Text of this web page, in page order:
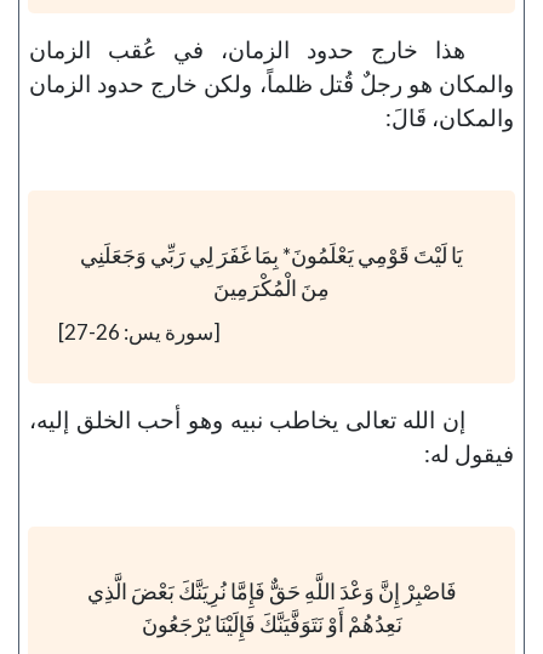
هذا خارج حدود الزمان، في عُقب الزمان
والمكان هو رجلٌ قُتل ظلماً، ولكن خارج حدود الزمان
والمكان، قَالَ:
يَا لَيْتَ قَوْمِي يَعْلَمُونَ* بِمَا غَفَرَ لِي رَبِّي وَجَعَلَنِي
مِنَ الْمُكْرَمِينَ
[سورة يس: 26-27]
إن الله تعالى يخاطب نبيه وهو أحب الخلق إليه،
فيقول له:
فَاصْبِرْ إِنَّ وَعْدَ اللَّهِ حَقٌّ فَإِمَّا نُرِيَنَّكَ بَعْضَ الَّذِي
نَعِدُهُمْ أَوْ نَتَوَفَّيَنَّكَ فَإِلَيْنَا يُرْجَعُونَ